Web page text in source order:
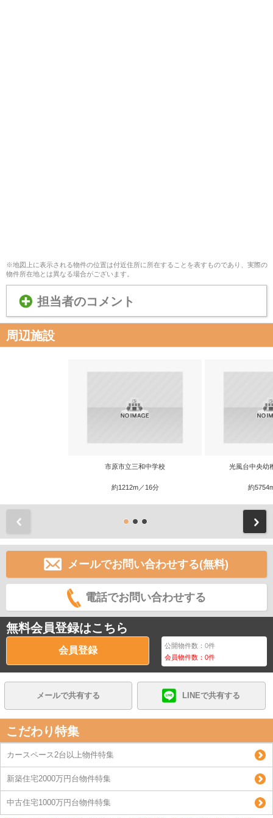
※地図上に表示される物件の位置は付近住所に所在することを表すものであり、実際の
物件所在地とは異なる場合がございます。
担当者のコメント
周辺施設
市原市立三和中学校
約1212m／16分
光風台中央幼
約
メールでお問い合わせする(無料)
電話でお問い合わせする
無料会員登録はこちら
会員登録 公開物件数：0件
会員物件数：0件
メールで共有する LINEで共有する
こだわり特集
カースペース2台以上物件特集
新築住宅2000万円台物件特集
中古住宅1000万円台物件特集